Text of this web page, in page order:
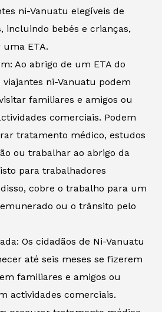
ni-Vanuatu elegíveis de
incluindo bebés e crianças,
ETA.
Ao abrigo de um ETA do
viajantes ni-Vanuatu podem
familiares e amigos ou
comerciais. Podem
tratamento médico, estudos
ou trabalhar ao abrigo da
para trabalhadores
cobre o trabalho para um
ou o trânsito pelo
Os cidadãos de Ni-Vanuatu
até seis meses se fizerem
familiares e amigos ou
actividades comerciais.